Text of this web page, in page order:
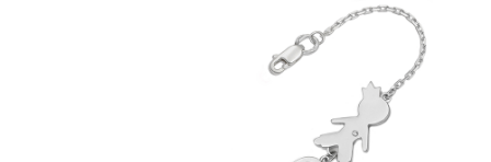
(бесплатный звонок по России)